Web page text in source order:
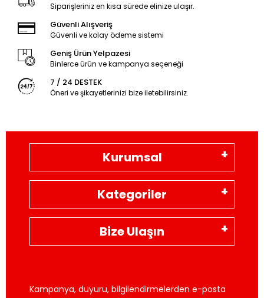
Siparişleriniz en kısa sürede elinize ulaşır.
Güvenli Alışveriş
Güvenli ve kolay ödeme sistemi
Geniş Ürün Yelpazesi
Binlerce ürün ve kampanya seçeneği
7 / 24 DESTEK
Öneri ve şikayetlerinizi bize iletebilirsiniz.
Kurumsal
Kategoriler
Bize Ulaşın
Kampanya, duyuru, bilgilendirmelerden e-posta